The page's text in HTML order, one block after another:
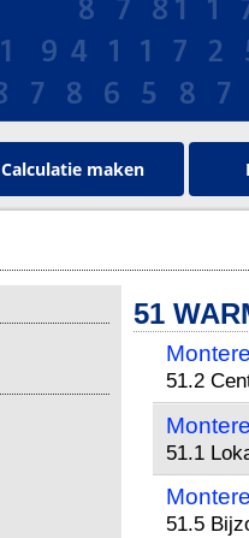
Calculatie maken
51
51.2
51.1
51.5